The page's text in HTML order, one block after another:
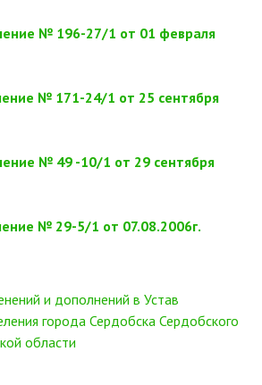
№ 196-27/1 от 01 февраля
№ 171-24/1 от 25 сентября
№ 49 -10/1 от 29 сентября
№ 29-5/1 от 07.08.2006г.
и дополнений в Устав
города Сердобска Сердобского
области